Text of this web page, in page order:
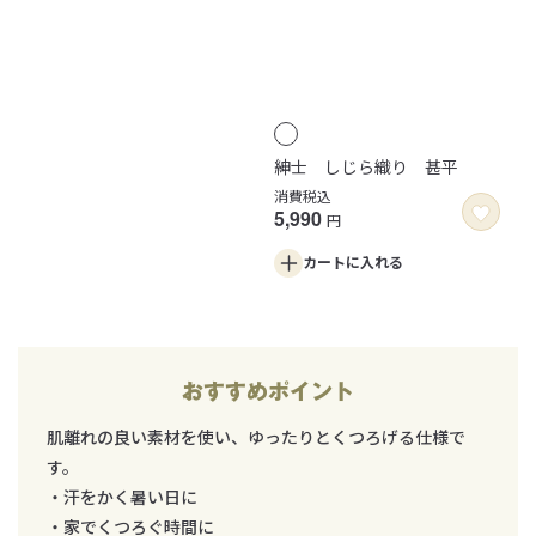
紳士 しじら織り 甚平
消費税込
5,990 円
カートに入れる
おすすめポイント
肌離れの良い素材を使い、ゆったりとくつろげる仕様で
す。
・汗をかく暑い日に
・家でくつろぐ時間に